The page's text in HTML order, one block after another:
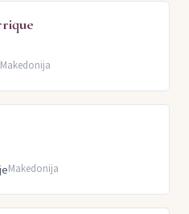
Makedonija
Makedonija